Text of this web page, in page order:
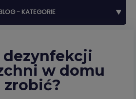
- KATEGORIE
dezynfekcji
w domu
zrobić?